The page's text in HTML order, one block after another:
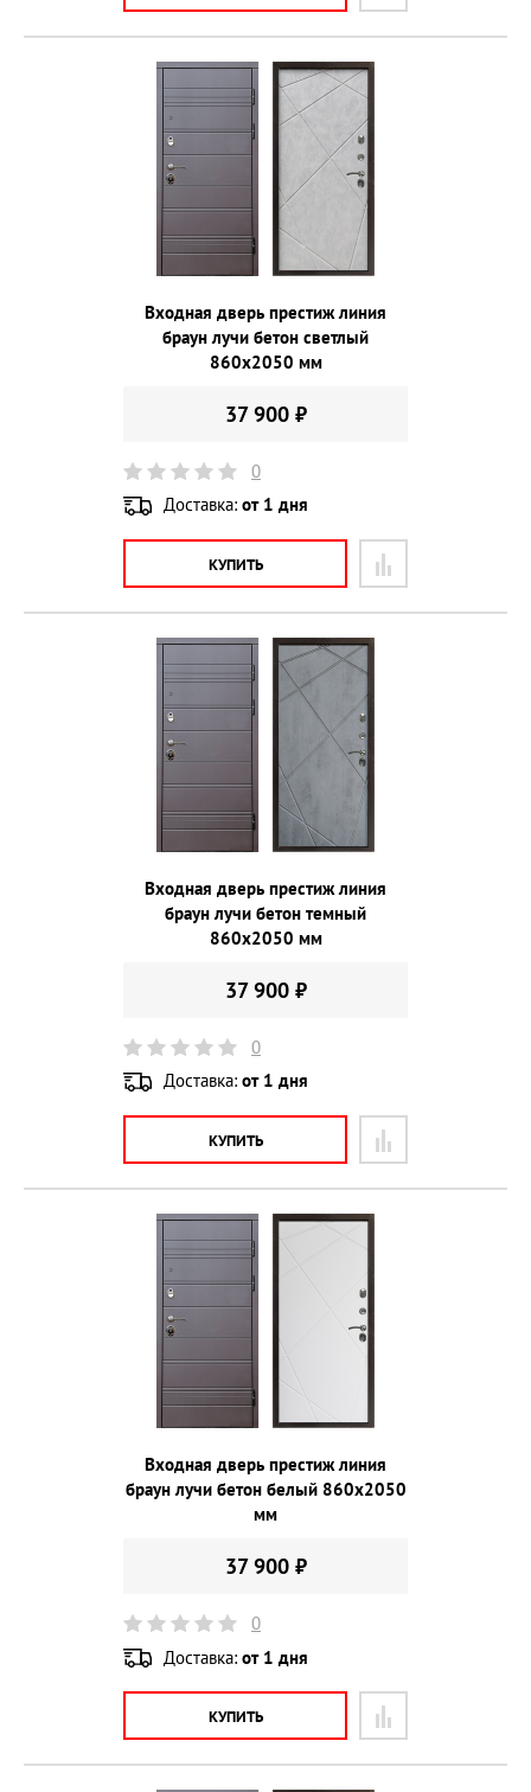
Входная дверь престиж линия
браун лучи бетон светлый
860х2050 мм
37 900 ₽
0
Доставка: от 1 дня
КУПИТЬ
Входная дверь престиж линия
браун лучи бетон темный
860х2050 мм
37 900 ₽
0
Доставка: от 1 дня
КУПИТЬ
Входная дверь престиж линия
браун лучи бетон белый 860х2050
мм
37 900 ₽
0
Доставка: от 1 дня
КУПИТЬ